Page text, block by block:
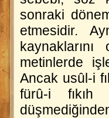
sonraki
etmesidir.
metinlerde
Ancak usûl-i
fürû-i fıkıh